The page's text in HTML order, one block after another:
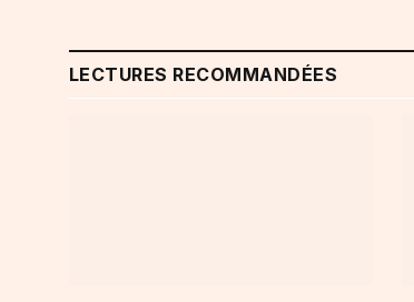
LECTURES RECOMMANDÉES